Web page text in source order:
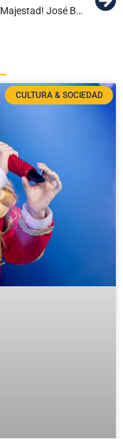
¡Con Su Majestad! José Blanco está en la final del “Compositor de Compositores” en el 40 Festival de la Cumbia
CULTURA & SOCIEDAD